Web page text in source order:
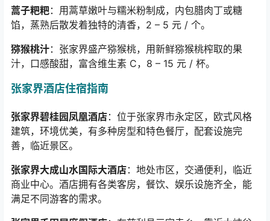
蒿子粑粑：用蒿草嫩叶与糯米粉制成，内包腊肉丁或糖
馅，蒸熟后散发着独特的清香， 2 – 5 元 / 个。
猕猴桃汁：张家界盛产猕猴桃，用新鲜猕猴桃榨取的果
汁，口感酸甜，富含维生素 C， 8 – 15 元 / 杯。
张家界酒店住宿指南
张家界碧桂园凤凰酒店：位于张家界市永定区，欧式风格
建筑，环境优美，有多种房型和特色餐厅，配套设施完
善，临近景区。
张家界大成山水国际大酒店：地处市区，交通便利，临近
商业中心。酒店拥有各类客房，餐饮、娱乐设施齐全，能
满足不同游客的需求。